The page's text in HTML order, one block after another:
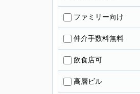
ファミリー向け
仲介手数料無料
飲食店可
高層ビル